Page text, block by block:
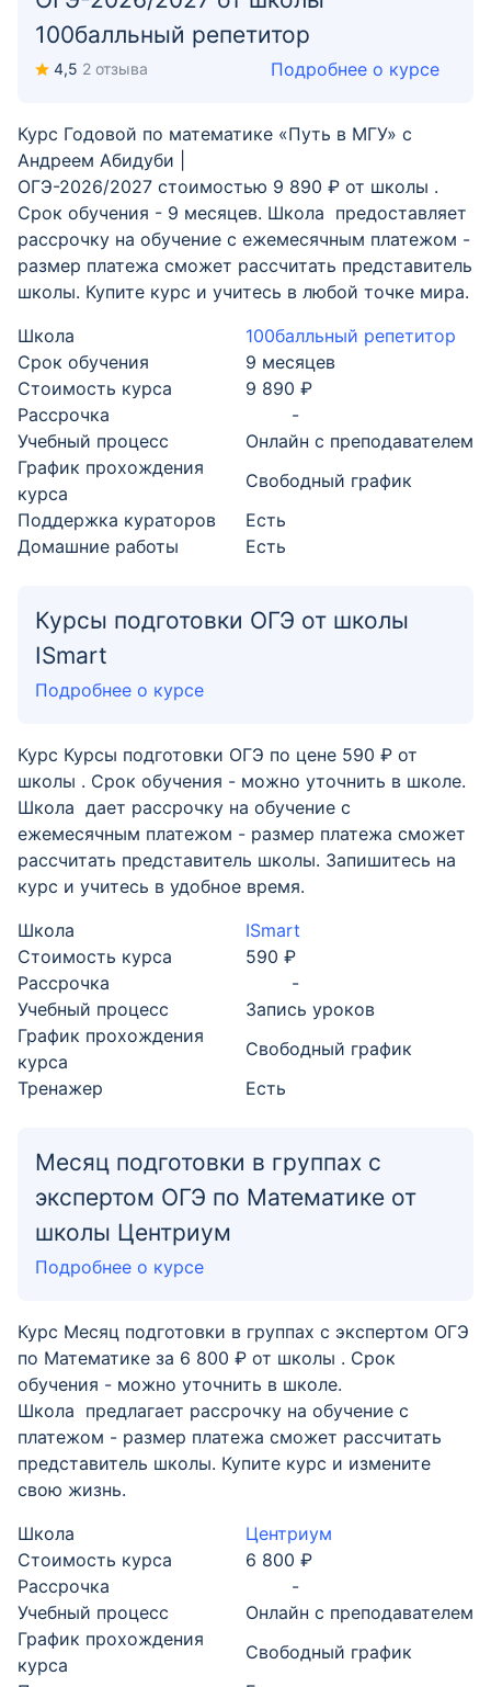
100балльный репетитор
4,5 2 отзыва Подробнее о курсе
Курс Годовой по математике «Путь в МГУ» с
Андреем Абидуби |
ОГЭ-2026/2027 стоимостью 9 890 ₽ от школы .
Срок обучения - 9 месяцев. Школа предоставляет
рассрочку на обучение с ежемесячным платежом -
размер платежа сможет рассчитать представитель
школы. Купите курс и учитесь в любой точке мира.
Школа
100балльный репетитор
Срок обучения
9 месяцев
Стоимость курса
9 890 ₽
Рассрочка
-
Учебный процесс
Онлайн с преподавателем
График прохождения
курса
Свободный график
Поддержка кураторов
Есть
Домашние работы
Есть
Курсы подготовки ОГЭ от школы
ISmart
Подробнее о курсе
Курс Курсы подготовки ОГЭ по цене 590 ₽ от
школы . Срок обучения - можно уточнить в школе.
Школа дает рассрочку на обучение с
ежемесячным платежом - размер платежа сможет
рассчитать представитель школы. Запишитесь на
курс и учитесь в удобное время.
Школа
ISmart
Стоимость курса
590 ₽
Рассрочка
-
Учебный процесс
Запись уроков
График прохождения
курса
Свободный график
Тренажер
Есть
Месяц подготовки в группах с
экспертом ОГЭ по Математике от
школы Центриум
Подробнее о курсе
Курс Месяц подготовки в группах с экспертом ОГЭ
по Математике за 6 800 ₽ от школы . Срок
обучения - можно уточнить в школе.
Школа предлагает рассрочку на обучение с
платежом - размер платежа сможет рассчитать
представитель школы. Купите курс и измените
свою жизнь.
Школа
Центриум
Стоимость курса
6 800 ₽
Рассрочка
-
Учебный процесс
Онлайн с преподавателем
График прохождения
курса
Свободный график